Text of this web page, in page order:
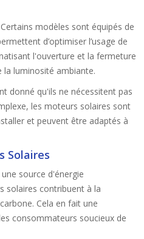
modèles sont équipés de
d’optimiser l’usage de
l'ouverture et la fermeture
luminosité ambiante.
donné qu'ils ne nécessitent pas
les moteurs solaires sont
et peuvent être adaptés à
Solaires
source d'énergie
solaires contribuent à la
Cela en fait une
consommateurs soucieux de